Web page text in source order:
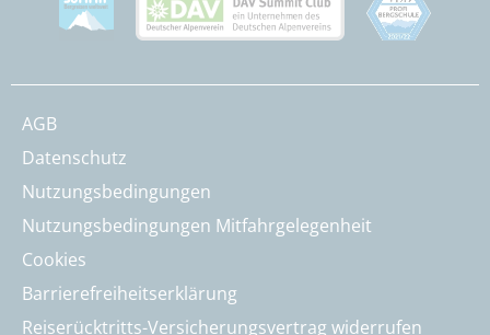
AGB
Datenschutz
Nutzungsbedingungen
Nutzungsbedingungen Mitfahrgelegenheit
Cookies
Barrierefreiheitserklärung
Reiserücktritts-Versicherungsvertrag widerrufen